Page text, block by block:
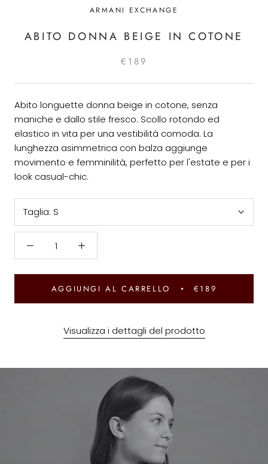
ARMANI EXCHANGE
ABITO DONNA BEIGE IN COTONE
€189
Abito longuette donna beige in cotone, senza
maniche e dallo stile fresco. Scollo rotondo ed
elastico in vita per una vestibilità comoda. La
lunghezza asimmetrica con balza aggiunge
movimento e femminilità, perfetto per l'estate e per i
look casual-chic.
Taglia: S
AGGIUNGI AL CARRELLO €189
Visualizza i dettagli del prodotto